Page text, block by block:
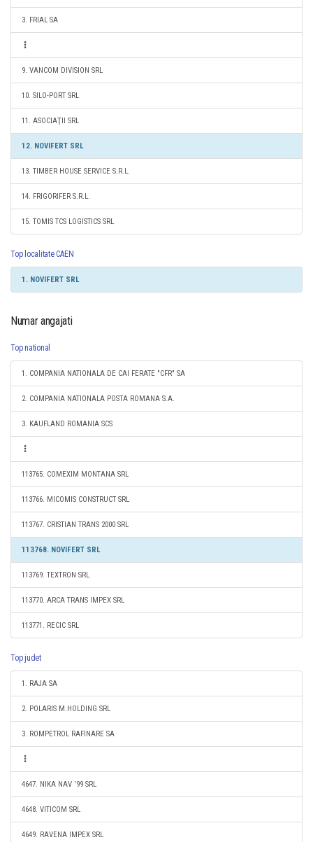
3. FRIAL SA
9. VANCOM DIVISION SRL
10. SILO-PORT SRL
11. ASOCIAŢII SRL
12. NOVIFERT SRL
13. TIMBER HOUSE SERVICE S.R.L.
14. FRIGORIFER S.R.L.
15. TOMIS TCS LOGISTICS SRL
Top localitate CAEN
1. NOVIFERT SRL
Numar angajati
Top national
1. COMPANIA NATIONALA DE CAI FERATE "CFR" SA
2. COMPANIA NATIONALA POSTA ROMANA S.A.
3. KAUFLAND ROMANIA SCS
113765. COMEXIM MONTANA SRL
113766. MICOMIS CONSTRUCT SRL
113767. CRISTIAN TRANS 2000 SRL
113768. NOVIFERT SRL
113769. TEXTRON SRL
113770. ARCA TRANS IMPEX SRL
113771. RECIC SRL
Top judet
1. RAJA SA
2. POLARIS M.HOLDING SRL
3. ROMPETROL RAFINARE SA
4647. NIKA NAV '99 SRL
4648. VITICOM SRL
4649. RAVENA IMPEX SRL